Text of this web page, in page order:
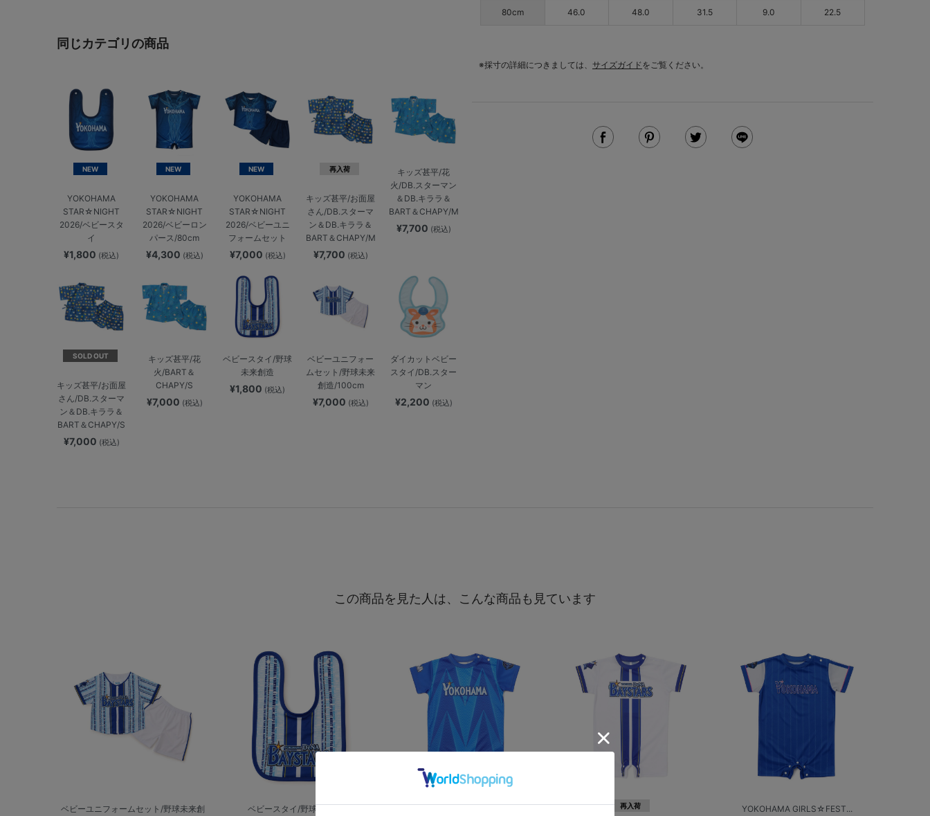
同じカテゴリの商品
NEW
YOKOHAMA
STAR☆NIGHT
2026/ベビースタ
イ
¥1,800 (税込)
NEW
YOKOHAMA
STAR☆NIGHT
2026/ベビーロン
パース/80cm
¥4,300 (税込)
NEW
YOKOHAMA
STAR☆NIGHT
2026/ベビーユニ
フォームセット
¥7,000 (税込)
再入荷
キッズ甚平/お面屋
さん/DB.スターマ
ン＆DB.キララ＆
BART＆CHAPY/M
¥7,700 (税込)
キッズ甚平/花
火/DB.スターマン
＆DB.キララ＆
BART＆CHAPY/M
¥7,700 (税込)
SOLD OUT
キッズ甚平/お面屋
さん/DB.スターマ
ン＆DB.キララ＆
BART＆CHAPY/S
¥7,000 (税込)
キッズ甚平/花
火/BART＆
CHAPY/S
¥7,000 (税込)
ベビースタイ/野球
未来創造
¥1,800 (税込)
ベビーユニフォー
ムセット/野球未来
創造/100cm
¥7,000 (税込)
ダイカットベビー
スタイ/DB.スター
マン
¥2,200 (税込)
80cm 46.0 48.0 31.5 9.0 22.5
※採寸の詳細につきましては、 サイズガイドをご覧ください。
この商品を見た人は、こんな商品も見ています
ベビーユニフォームセット/野球未来創
ベビースタイ/野球未来創造 再入荷 YOKOHAMA GIRLS☆FEST...